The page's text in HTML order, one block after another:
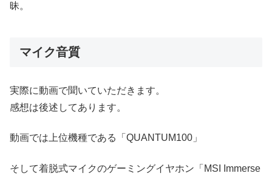
昧。
マイク音質
実際に動画で聞いていただきます。
感想は後述してあります。
動画では上位機種である「QUANTUM100」
そして着脱式マイクのゲーミングイヤホン「MSI Immerse